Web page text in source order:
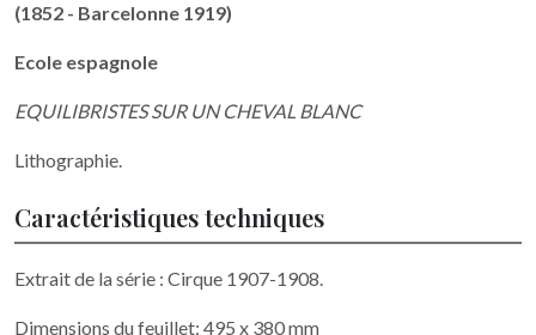
(1852 - Barcelonne 1919)
Ecole espagnole
EQUILIBRISTES SUR UN CHEVAL BLANC
Lithographie.
Caractéristiques techniques
Extrait de la série : Cirque 1907-1908.
Dimensions du feuillet: 495 x 380 mm